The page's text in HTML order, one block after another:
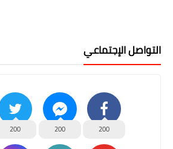
التواصل الإجتماعي
200
200
200